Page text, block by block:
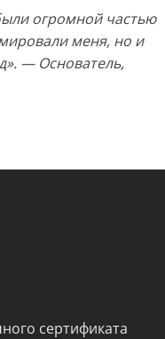
огромной частью
меня, но и
— Основатель,
сертификата